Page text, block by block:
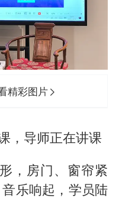
精彩图片
，导师正在讲课
，房门、窗帘紧
乐响起，学员陆